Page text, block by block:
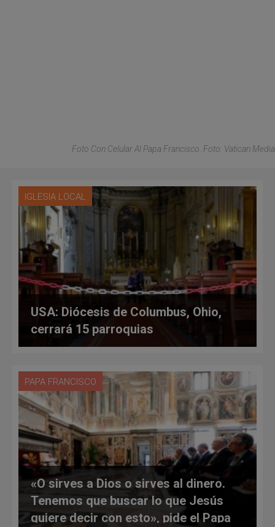
Foto Con Celular Al Papa Francisco. Foto: Vatican Media
IGLESIA LOCAL
USA: Diócesis de Columbus, Ohio,
cerrará 15 parroquias
PAPA FRANCISCO
«O sirves a Dios o sirves al dinero.
Tenemos que buscar lo que Jesús
quiere decir con esto», pide el Papa